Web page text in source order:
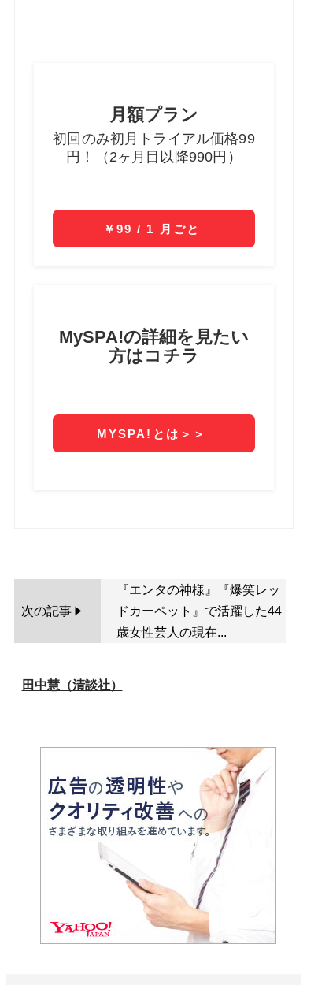
次の記事
『エンタの神様』『爆笑レッ
ドカーペット』で活躍した44
歳女性芸人の現在...
田中慧（清談社）